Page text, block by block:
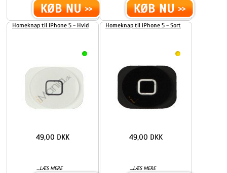
Homeknap til iPhone 5 - Hvid
...LÆS MERE
49,00 DKK
Homeknap til iPhone 5 - Sort
...LÆS MERE
49,00 DKK